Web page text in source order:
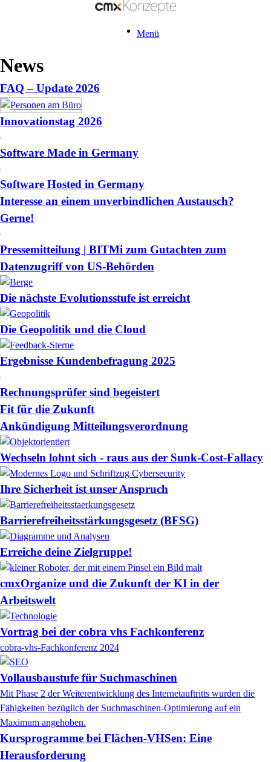
Menü
News
FAQ – Update 2026
Innovationstag 2026
Software Made in Germany
Software Hosted in Germany
Interesse an einem unverbindlichen Austausch?
Gerne!
Pressemitteilung | BITMi zum Gutachten zum
Datenzugriff von US-Behörden
Die nächste Evolutionsstufe ist erreicht
Die Geopolitik und die Cloud
Ergebnisse Kundenbefragung 2025
Rechnungsprüfer sind begeistert
Fit für die Zukunft
Ankündigung Mitteilungsverordnung
Wechseln lohnt sich - raus aus der Sunk-Cost-Fallacy
Ihre Sicherheit ist unser Anspruch
Barrierefreiheitsstärkungsgesetz (BFSG)
Erreiche deine Zielgruppe!
cmxOrganize und die Zukunft der KI in der
Arbeitswelt
Vortrag bei der cobra vhs Fachkonferenz
cobra-vhs-Fachkonferenz 2024
Vollausbaustufe für Suchmaschinen
Mit Phase 2 der Weiterentwicklung des Internetauftritts wurden die
Fähigkeiten bezüglich der Suchmaschinen-Optimierung auf ein
Maximum angehoben.
Kursprogramme bei Flächen-VHSen: Eine
Herausforderung